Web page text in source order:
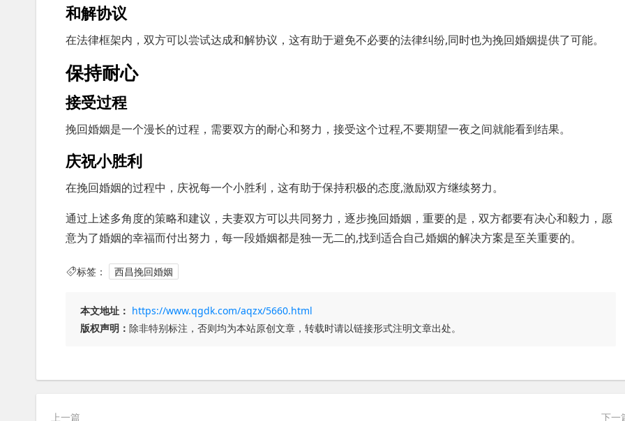
和解协议
在法律框架内，双方可以尝试达成和解协议，这有助于避免不必要的法律纠纷,同时也为挽回婚姻提供了可能。
保持耐心
接受过程
挽回婚姻是一个漫长的过程，需要双方的耐心和努力，接受这个过程,不要期望一夜之间就能看到结果。
庆祝小胜利
在挽回婚姻的过程中，庆祝每一个小胜利，这有助于保持积极的态度,激励双方继续努力。
通过上述多角度的策略和建议，夫妻双方可以共同努力，逐步挽回婚姻，重要的是，双方都要有决心和毅力，愿
意为了婚姻的幸福而付出努力，每一段婚姻都是独一无二的,找到适合自己婚姻的解决方案是至关重要的。
标签： 西昌挽回婚姻
本文地址： https://www.qgdk.com/aqzx/5660.html
版权声明： 除非特别标注，否则均为本站原创文章，转载时请以链接形式注明文章出处。
上一篇 下一